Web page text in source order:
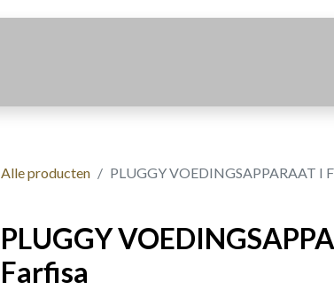
Alle producten PLUGGY VOEDINGSAPPARAAT I
PLUGGY
Farfisa